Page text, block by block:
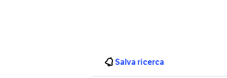
Salva ricerca